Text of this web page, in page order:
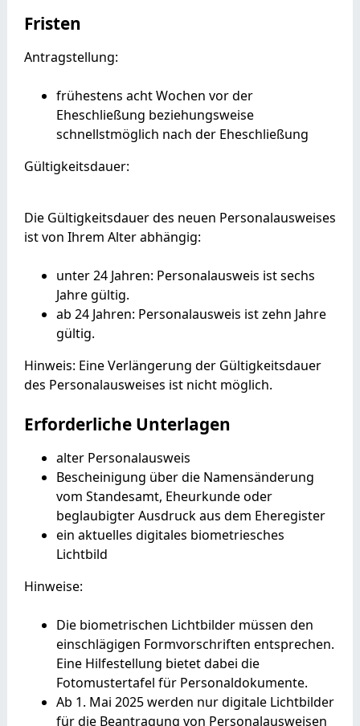
Fristen
Antragstellung:
frühestens acht Wochen vor der
Eheschließung beziehungsweise
schnellstmöglich nach der Eheschließung
Gültigkeitsdauer:
Die Gültigkeitsdauer des neuen Personalausweises
ist von Ihrem Alter abhängig:
unter 24 Jahren: Personalausweis ist sechs
Jahre gültig.
ab 24 Jahren: Personalausweis ist zehn Jahre
gültig.
Hinweis: Eine Verlängerung der Gültigkeitsdauer
des Personalausweises ist nicht möglich.
Erforderliche Unterlagen
alter Personalausweis
Bescheinigung über die Namensänderung
vom Standesamt, Eheurkunde oder
beglaubigter Ausdruck aus dem Eheregister
ein aktuelles digitales biometriesches
Lichtbild
Hinweise:
Die biometrischen Lichtbilder müssen den
einschlägigen Formvorschriften entsprechen.
Eine Hilfestellung bietet dabei die
Fotomustertafel für Personaldokumente.
Ab 1. Mai 2025 werden nur digitale Lichtbilder
für die Beantragung von Personalausweisen